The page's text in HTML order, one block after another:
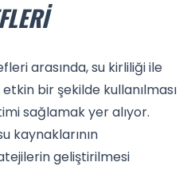
arasında, su kirliliği ile
bir şekilde kullanılması
sağlamak yer alıyor.
kaynaklarının
geliştirilmesi